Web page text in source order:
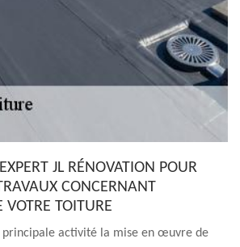
JL RÉNOVATION POUR
CONCERNANT
VOTRE TOITURE
principale activité la mise en œuvre de